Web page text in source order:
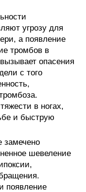
угрозу для
а появление
тромбов в
опасения
с того
в ногах,
и быструю
замечено
шевеление
появление